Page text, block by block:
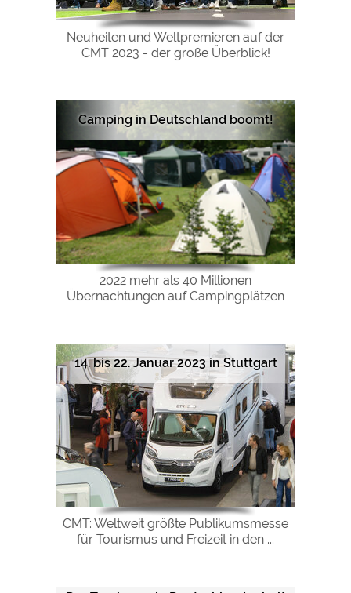
Neuheiten und Weltpremieren auf der
CMT 2023 - der große Überblick!
Camping in Deutschland boomt!
2022 mehr als 40 Millionen
Übernachtungen auf Campingplätzen
14. bis 22. Januar 2023 in Stuttgart
CMT: Weltweit größte Publikumsmesse
für Tourismus und Freizeit in den ...